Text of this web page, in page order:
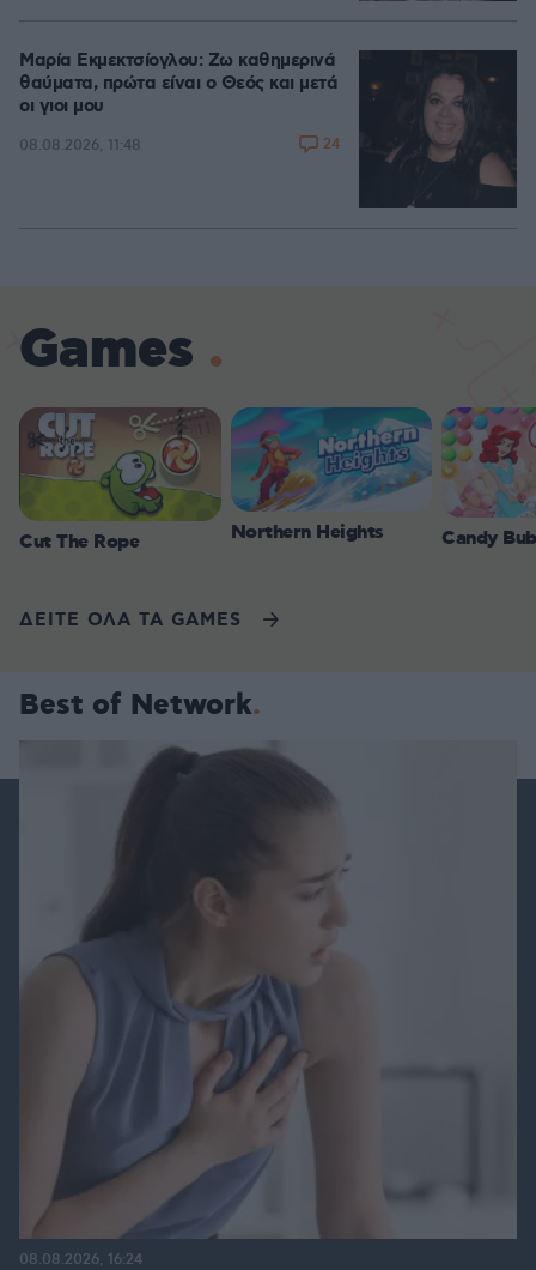
Μαρία Εκμεκτσίογλου: Ζω καθημερινά
θαύματα, πρώτα είναι ο Θεός και μετά
οι γιοι μου
08.08.2026, 11:48 24
Games
Cut The Rope Northern Heights Candy
ΔΕΙΤΕ ΟΛΑ ΤΑ GAMES
Best of Network
08.08.2026, 16:24